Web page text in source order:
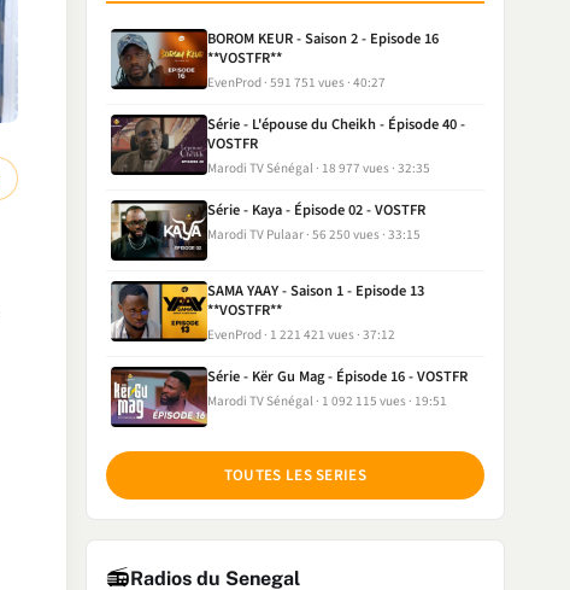
BOROM KEUR - Saison 2 - Episode 16
**VOSTFR**
EvenProd 591 751 vues 40:27
Série - L'épouse du Cheikh - Épisode 40 -
VOSTFR
Marodi TV Sénégal 18 977 vues 32:35
Série - Kaya - Épisode 02 - VOSTFR
Marodi TV Pulaar 56 250 vues 33:15
SAMA YAAY - Saison 1 - Episode 13
**VOSTFR**
EvenProd 1 221 421 vues 37:12
Série - Kër Gu Mag - Épisode 16 - VOSTFR
Marodi TV Sénégal 1 092 115 vues 19:51
TOUTES LES SERIES
📻Radios du Senegal